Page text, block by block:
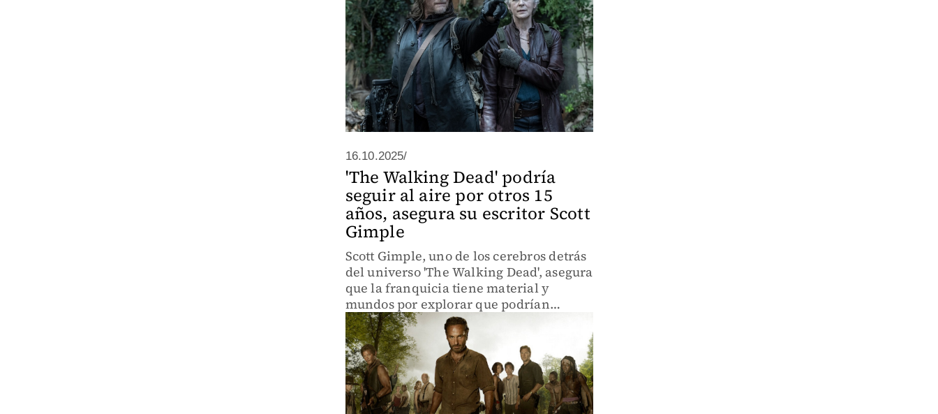
16.10.2025/
'The Walking Dead' podría
seguir al aire por otros 15
años, asegura su escritor Scott
Gimple
Scott Gimple, uno de los cerebros detrás
del universo 'The Walking Dead', asegura
que la franquicia tiene material y
mundos por explorar que podrían
extenderla.